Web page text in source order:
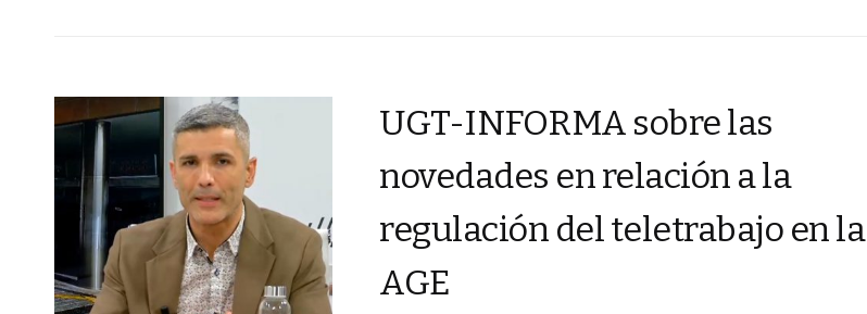
UGT-INFORMA sobre las
novedades en relación a la
regulación del teletrabajo en la
AGE